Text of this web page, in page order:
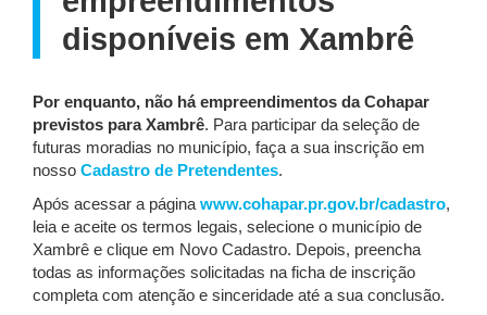
disponíveis em Xambrê
Por enquanto, não há empreendimentos da Cohapar
previstos para Xambrê. Para participar da seleção de
futuras moradias no município, faça a sua inscrição em
nosso Cadastro de Pretendentes.
Após acessar a página www.cohapar.pr.gov.br/cadastro,
leia e aceite os termos legais, selecione o município de
Xambrê e clique em Novo Cadastro. Depois, preencha
todas as informações solicitadas na ficha de inscrição
completa com atenção e sinceridade até a sua conclusão.